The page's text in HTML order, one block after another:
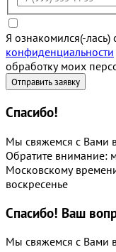
Я ознакомился(-лась)
конфиденциальности
обработку моих
Спасибо!
Мы свяжемся с Вами
Обратите внимание:
Московскому
воскресенье
Спасибо! Ваш
Мы свяжемся с Вами